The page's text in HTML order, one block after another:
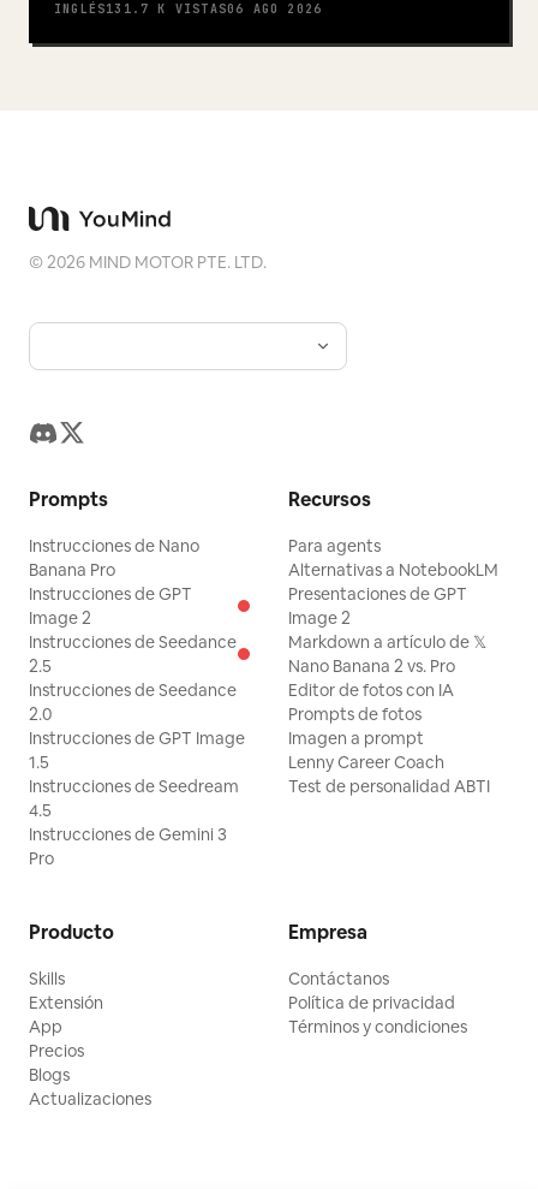
INGLÉS131.7 K VISTAS06 AGO 2026
©2026 MIND MOTOR PTE. LTD.
Prompts
Instrucciones de Nano
Banana Pro
Instrucciones de GPT
Image 2
Instrucciones de Seedance
2.5
Instrucciones de Seedance
2.0
Instrucciones de GPT Image
1.5
Instrucciones de Seedream
4.5
Instrucciones de Gemini 3
Pro
Recursos
Para agents
Alternativas a NotebookLM
Presentaciones de GPT
Image 2
Markdown a artículo de 𝕏
Nano Banana 2 vs. Pro
Editor de fotos con IA
Prompts de fotos
Imagen a prompt
Lenny Career Coach
Test de personalidad ABTI
Producto
Skills
Extensión
App
Precios
Blogs
Actualizaciones
Empresa
Contáctanos
Política de privacidad
Términos y condiciones